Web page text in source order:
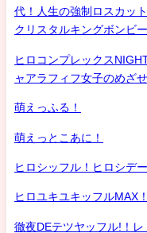
代！人生の強制ロスカッ
クリスタルキングボンビ
ヒロコンプレックス
ャアラフィフ女子のめざ
萌えっふる！
萌えっとこあに！
ヒロシッフル！ヒロシデ
ヒロユキユキッフルMAX
徹夜DEテツヤッフル!！レ